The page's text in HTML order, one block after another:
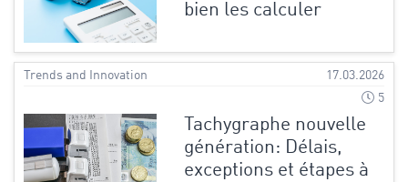
bien les calculer
Trends and Innovation
17.03.2026
5
Tachygraphe nouvelle
génération: Délais,
exceptions et étapes à